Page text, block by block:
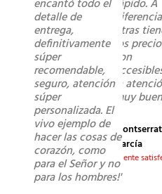
encantó todo el
detalle de
entrega,
definitivamente
súper
recomendable,
seguro, atención
súper
personalizada. El
vivo ejemplo de
hacer las cosas de
corazón, como
para el Señor y no
para los hombres!"
rápido. A
otras
los
son
la
muy
Montserrat
García
Cliente